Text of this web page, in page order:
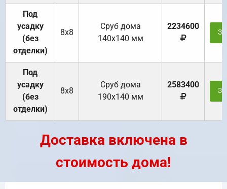
Под
усадку
(без
отделки)
8х8
Cруб дома
140х140 мм
2234600
Под
усадку
(без
отделки)
8х8
Cруб дома
190х140 мм
2583400
Доставка включена в
стоимость дома!